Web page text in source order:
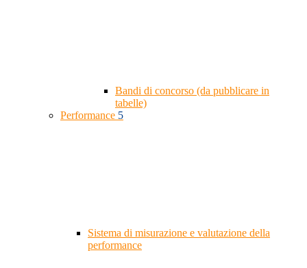
Bandi di concorso (da pubblicare in
tabelle)
Performance 5
Sistema di misurazione e valutazione della
performance